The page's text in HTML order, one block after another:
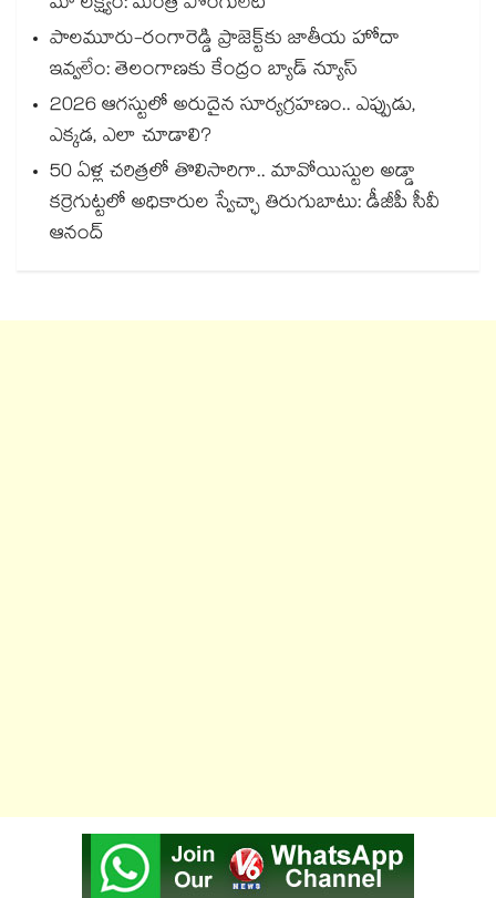
పాలమూరు-రంగారెడ్డి ప్రాజెక్ట్‎కు జాతీయ హోదా
ఇవ్వలేం: తెలంగాణకు కేంద్రం బ్యాడ్ న్యూస్
2026 ఆగస్టులో అరుదైన సూర్యగ్రహణం.. ఎప్పుడు,
ఎక్కడ, ఎలా చూడాలి?
50 ఏళ్ల చరిత్రలో తొలిసారిగా.. మావోయిస్టుల అడ్డా
కర్రెగుట్టలో అధికారుల స్వేచ్ఛా తిరుగుబాటు: డీజీపీ సీవీ
ఆనంద్